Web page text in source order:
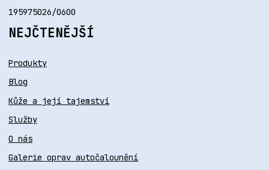
195975026/0600
NEJČTENĚJŠÍ
Produkty
Blog
Kůže a její tajemství
Služby
O nás
Galerie oprav autočalounění